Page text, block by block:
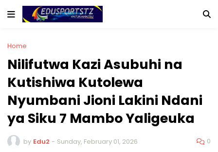
Home
Nilifutwa Kazi Asubuhi na
Kutishiwa Kutolewa
Nyumbani Jioni Lakini Ndani
ya Siku 7 Mambo Yaligeuka
by Edu2 - Sunday, February 01, 2026 0